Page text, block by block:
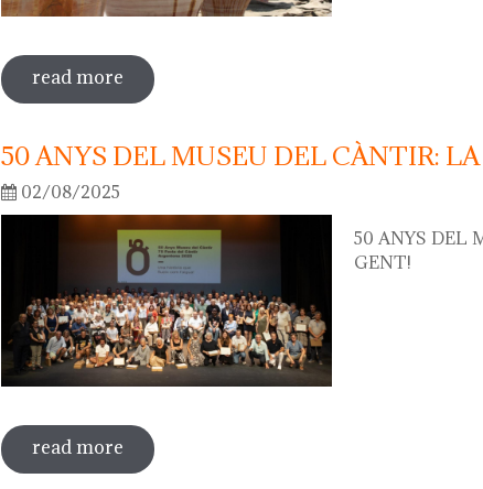
read more sobre 75th "festa del càntir"
50 ANYS DEL MUSEU DEL CÀNTIR:
02/08/2025
50 ANYS DEL
GENT!
read more sobre 50 anys del museu del càntir: la